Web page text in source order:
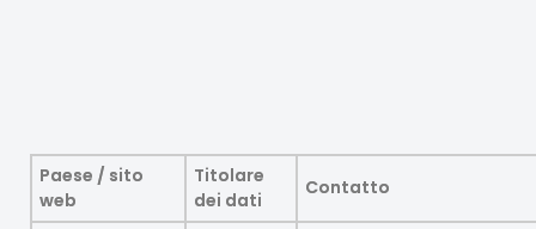
Paese / sito
web
Titolare
dei dati
Contatto